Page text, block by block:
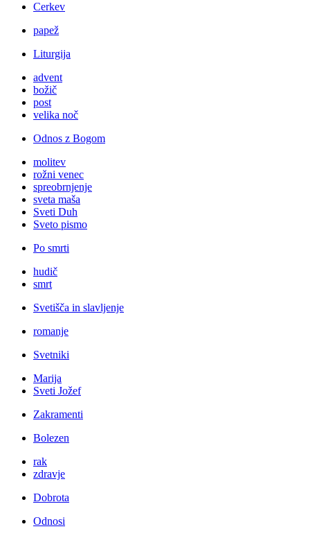
Cerkev
papež
Liturgija
advent
božič
post
velika noč
Odnos z Bogom
molitev
rožni venec
spreobrnjenje
sveta maša
Sveti Duh
Sveto pismo
Po smrti
hudič
smrt
Svetišča in slavljenje
romanje
Svetniki
Marija
Sveti Jožef
Zakramenti
Bolezen
rak
zdravje
Dobrota
Odnosi